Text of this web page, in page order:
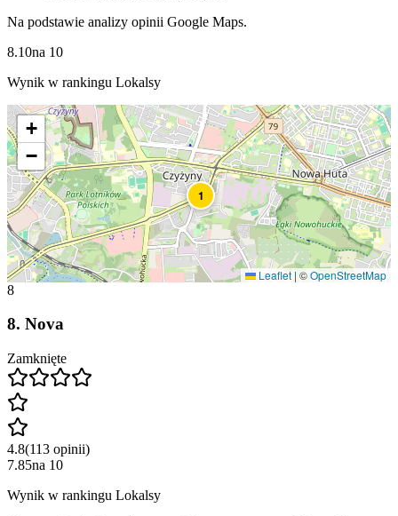
Na podstawie analizy opinii Google Maps.
8.10na 10
Wynik w rankingu Lokalsy
1
+
−
Leaflet | ©OpenStreetMap
8
8. Nova
Zamknięte
4.8(113 opinii)
7.85na 10
Wynik w rankingu Lokalsy